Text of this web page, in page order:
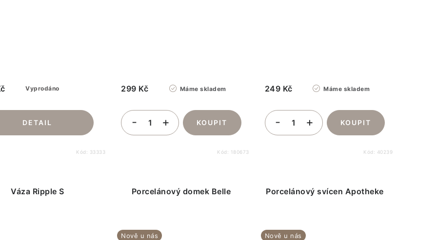
Vyprodáno
Kód: 33333
Máme skladem
299 Kč
Kód: 180673
Máme skladem
249 Kč
Kód: 40239
Váza Ripple S Porcelánový domek Belle
Nově u nás
Porcelánový svícen Apotheke
Nově u nás